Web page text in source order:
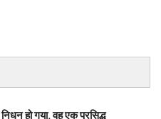
हो गया, वह एक प्रसिद्ध